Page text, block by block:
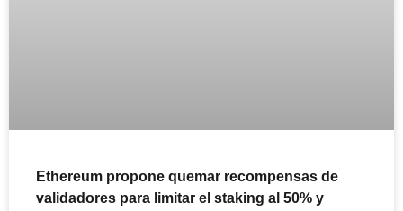
Ethereum propone quemar recompensas de
validadores para limitar el staking al 50% y